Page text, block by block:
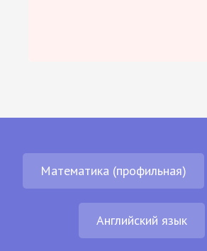
Математика (профильная)
Английский язык